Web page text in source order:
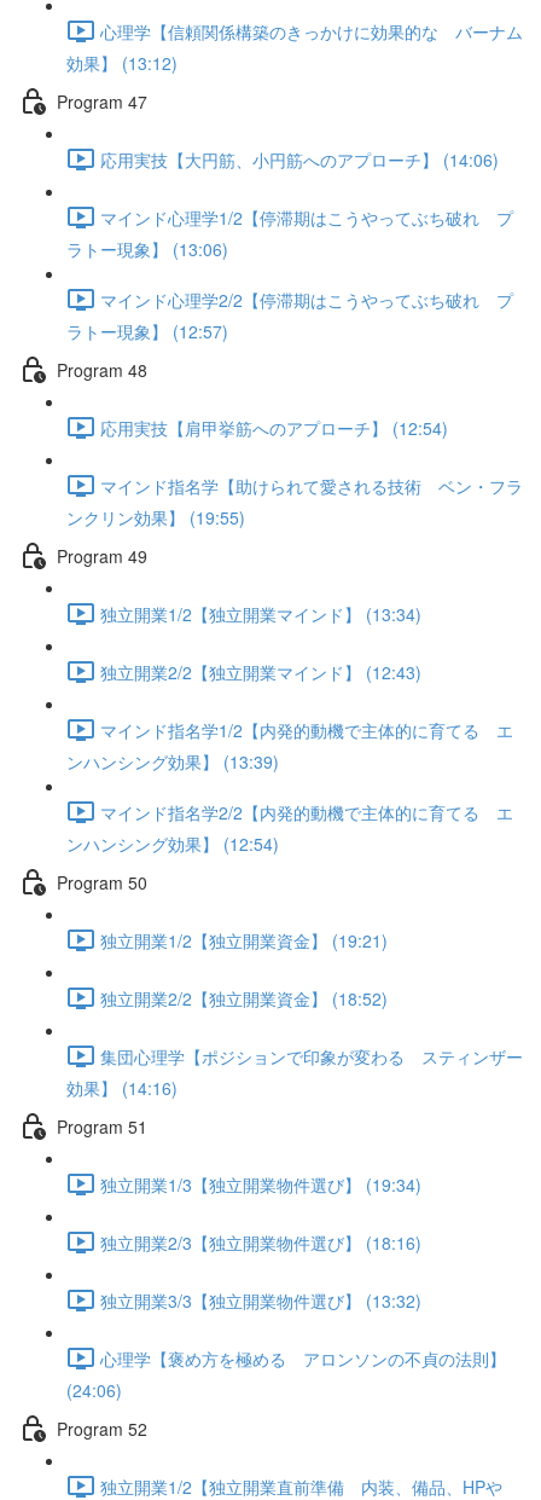
心理学【信頼関係構築のきっかけに効果的な バーナム
効果】 (13:12)
Program 47
応用実技【大円筋、小円筋へのアプローチ】 (14:06)
マインド心理学1/2【停滞期はこうやってぶち破れ プ
ラトー現象】 (13:06)
マインド心理学2/2【停滞期はこうやってぶち破れ プ
ラトー現象】 (12:57)
Program 48
応用実技【肩甲挙筋へのアプローチ】 (12:54)
マインド指名学【助けられて愛される技術 ベン・フラ
ンクリン効果】 (19:55)
Program 49
独立開業1/2【独立開業マインド】 (13:34)
独立開業2/2【独立開業マインド】 (12:43)
マインド指名学1/2【内発的動機で主体的に育てる エ
ンハンシング効果】 (13:39)
マインド指名学2/2【内発的動機で主体的に育てる エ
ンハンシング効果】 (12:54)
Program 50
独立開業1/2【独立開業資金】 (19:21)
独立開業2/2【独立開業資金】 (18:52)
集団心理学【ポジションで印象が変わる スティンザー
効果】 (14:16)
Program 51
独立開業1/3【独立開業物件選び】 (19:34)
独立開業2/3【独立開業物件選び】 (18:16)
独立開業3/3【独立開業物件選び】 (13:32)
心理学【褒め方を極める アロンソンの不貞の法則】
(24:06)
Program 52
独立開業1/2【独立開業直前準備 内装、備品、HPや